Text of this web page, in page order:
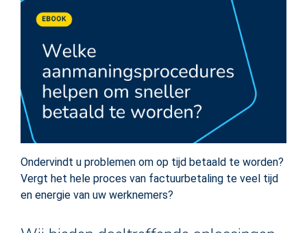
Ondervindt u problemen om op tijd betaald te worden?
Vergt het hele proces van factuurbetaling te veel tijd
en energie van uw werknemers?